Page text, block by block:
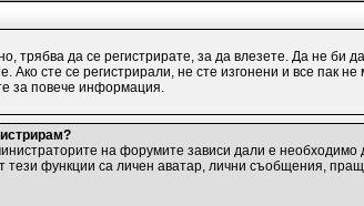
трябва да се регистрирате, за да влезете. Да не
Ако сте се регистрирали, не сте изгонени и все
за повече информация.
на форумите зависи дали е
тези функции са личен аватар, лични съобщения,